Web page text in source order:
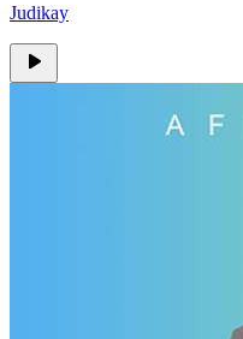
Judikay